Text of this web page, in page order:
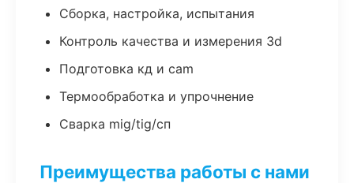
Сборка, настройка, испытания
Контроль качества и измерения 3d
Подготовка кд и cam
Термообработка и упрочнение
Сварка mig/tig/сп
Преимущества работы с нами